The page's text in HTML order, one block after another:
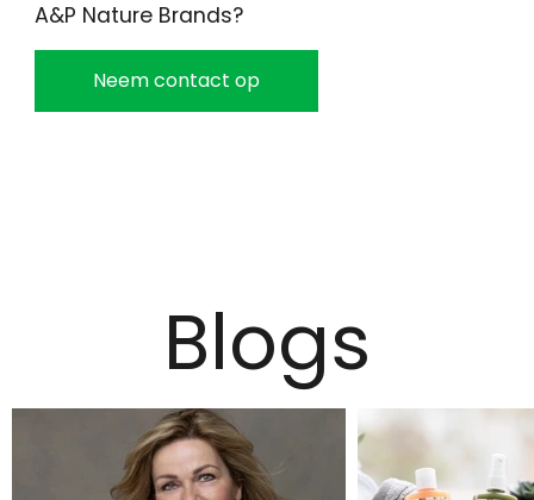
A&P Nature Brands?
Neem contact op
Blogs